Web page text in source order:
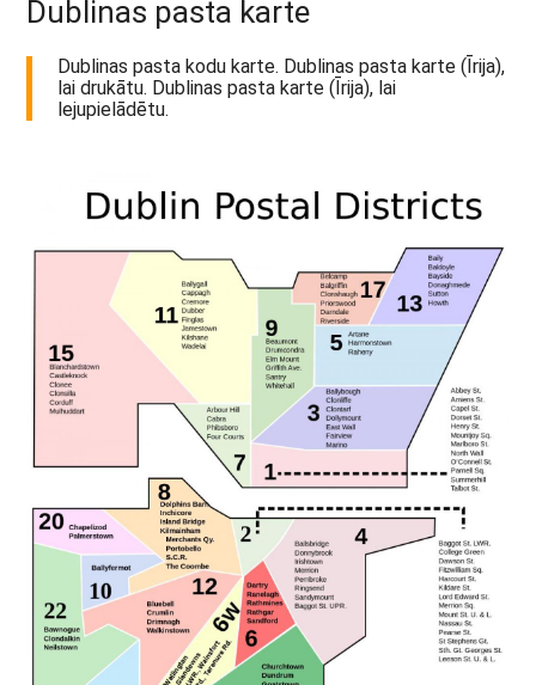
Dublinas pasta karte
Dublinas pasta kodu karte. Dublinas pasta karte (Īrija),
lai drukātu. Dublinas pasta karte (Īrija), lai
lejupielādētu.